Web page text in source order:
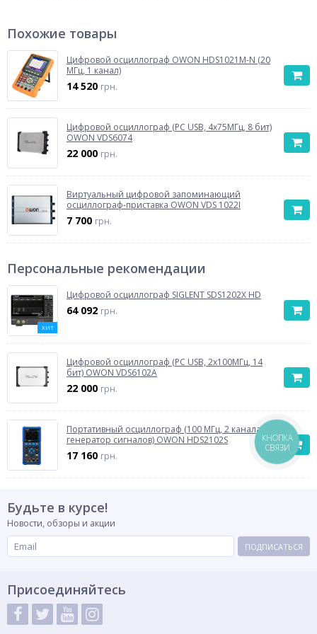
Похожие товары
Цифровой осциллограф OWON HDS1021M-N (20
МГц, 1 канал)
14 520 грн.
Цифровой осциллограф (PC USB, 4x75МГц, 8 бит)
OWON VDS6074
22 000 грн.
Виртуальный цифровой запоминающий
осциллограф-приставка OWON VDS 1022I
7 700 грн.
Персональные рекомендации
ХИТ
Цифровой осциллограф SIGLENT SDS1202X HD
64 092 грн.
Цифровой осциллограф (PC USB, 2x100МГц, 14
бит) OWON VDS6102A
22 000 грн.
Портативный осциллограф (100 МГц, 2 канала,
генератор сигналов) OWON HDS2102S
17 160 грн.
Будьте в курсе!
Новости, обзоры и акции
ПОДПИСАТЬСЯ
Присоединяйтесь
КНОПКА
СВЯЗИ